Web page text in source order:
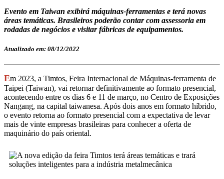
Evento em Taiwan exibirá máquinas-ferramentas e terá novas
áreas temáticas. Brasileiros poderão contar com assessoria em
rodadas de negócios e visitar fábricas de equipamentos.
Atualizado em: 08/12/2022
Em 2023, a Timtos, Feira Internacional de Máquinas-ferramenta de
Taipei (Taiwan), vai retornar definitivamente ao formato presencial,
acontecendo entre os dias 6 e 11 de março, no Centro de Exposições
Nangang, na capital taiwanesa. Após dois anos em formato híbrido,
o evento retorna ao formato presencial com a expectativa de levar
mais de vinte empresas brasileiras para conhecer a oferta de
maquinário do país oriental.